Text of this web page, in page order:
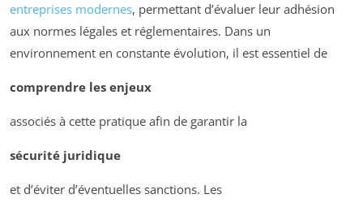
entreprises modernes, permettant d’évaluer leur adhésion
aux normes légales et réglementaires. Dans un
environnement en constante évolution, il est essentiel de
comprendre les enjeux
associés à cette pratique afin de garantir la
sécurité juridique
et d’éviter d’éventuelles sanctions. Les